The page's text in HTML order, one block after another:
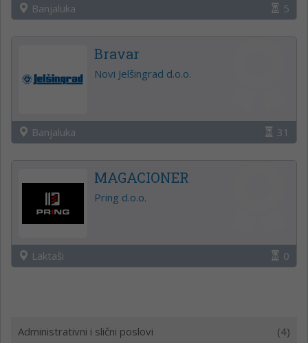
Banjaluka 5
Bravar
Novi Jelšingrad d.o.o.
Banjaluka 31
MAGACIONER
Pring d.o.o.
Laktaši 0
Administrativni i slični poslovi (4)